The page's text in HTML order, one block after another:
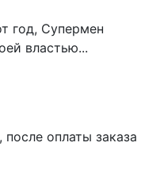
год, Супермен
властью...
после оплаты заказа